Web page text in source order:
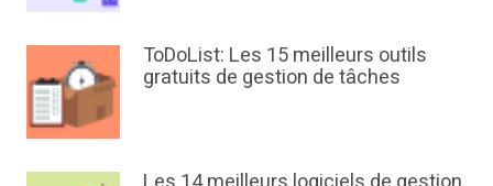
ToDoList: Les 15 meilleurs outils
gratuits de gestion de tâches